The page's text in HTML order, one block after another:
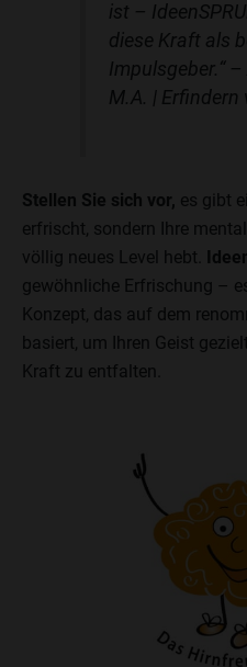
ist –
diese Kraft als
Impulsgeber.“–
M.A. | Erfindern
Stellen Sie sich vor, es gibt
erfrischt, sondern Ihre
völlig neues Level hebt.
gewöhnliche Erfrischung –
Konzept, das auf dem
basiert, um Ihren Geist
Kraft zu entfalten.